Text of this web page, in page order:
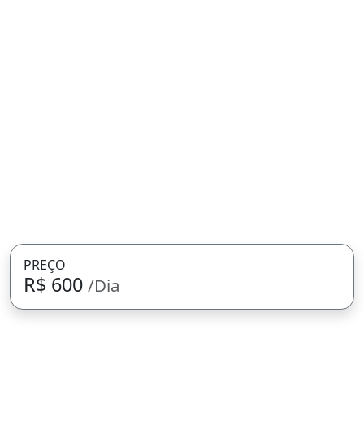
PREÇO
R$ 600 /Dia